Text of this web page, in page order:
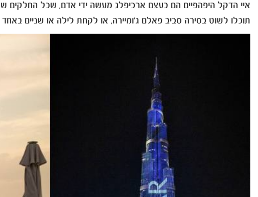
איי הדקל היפהפיים הם בעצם ארכיפלג מעשה ידי אדם, שכל החלקים
תוכלו לשוט בסירה סביב פאלם ג'ומיירה, או לקחת לילה או שניים